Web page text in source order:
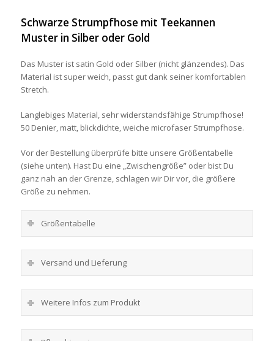
Schwarze Strumpfhose mit Teekannen
Muster in Silber oder Gold
Das Muster ist satin Gold oder Silber (nicht glänzendes). Das
Material ist super weich, passt gut dank seiner komfortablen
Stretch.
Langlebiges Material, sehr widerstandsfähige Strumpfhose!
50 Denier, matt, blickdichte, weiche microfaser Strumpfhose.
Vor der Bestellung überprüfe bitte unsere Größentabelle
(siehe unten). Hast Du eine „Zwischengröße” oder bist Du
ganz nah an der Grenze, schlagen wir Dir vor, die größere
Größe zu nehmen.
Größentabelle
Versand und Lieferung
Weitere Infos zum Produkt